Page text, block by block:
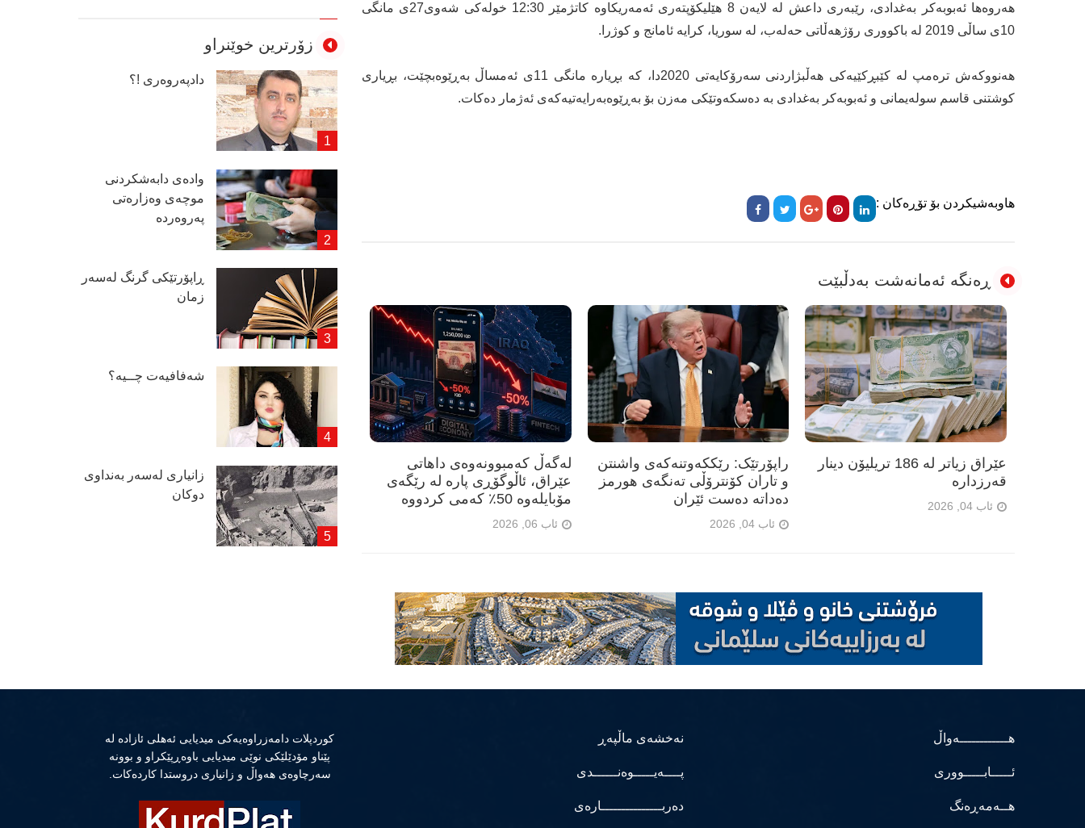
هه‌روه‌ها ئه‌‌بوبه‌كر به‌غدادی، رێبه‌ری داعش له‌ لایه‌ن 8 هێلیكۆپته‌ری ئه‌مەریكاوه‌ كاتژمێر 12:30 خوله‌كی شه‌وی27ی مانگی
10ی ساڵی 2019 له‌ باكووری رۆژهه‌ڵاتی حه‌له‌ب، له‌ سوریا، كرایه‌ ئامانج و كوژرا.
هه‌نووكه‌ش تره‌مپ له‌ کێبڕکێیەکی هه‌ڵبژاردنی سه‌رۆكایه‌تی 2020دا، كه‌ بڕیاره‌ مانگی 11ی ئه‌مساڵ به‌ڕێوه‌بچێت، بڕیاری
كوشتنی قاسم سوله‌یمانی و ئه‌بوبه‌كر به‌غدادی به‌ ده‌سكه‌وتێكی مه‌زن‌ بۆ به‌ڕێوه‌به‌رایه‌تیه‌كه‌ی ئه‌ژمار ده‌كات.
هاوبەشیکردن بۆ تۆڕەکان :
ڕەنگە ئەمانەشت بەدڵبێت
لەگەڵ کەمبوونەوەی داهاتی
عێراق، ئاڵوگۆڕی پارە لە رێگەی
مۆبایلەوە 50٪ کەمی کردووە
ئاب 06, 2026
راپۆرتێک: رێککەوتنەکەی واشنتن
و تاران کۆنترۆڵی تەنگەی هورمز
دەداتە دەست ئێران
ئاب 04, 2026
عێراق زیاتر لە 186 تریلیۆن دینار
قەرزدارە
ئاب 04, 2026
زۆرترین خوێنراو
دادپەروەری !؟
وادەی دابەشكردنی
موچەی وەزارەتی
پەروەردە
ڕاپۆرتێكی گرنگ لەسەر
زمان
شەفافیەت چــیە؟
زانیاری لەسەر بەنداوی
دوكان
هــــــــــــەواڵ
ئـــــابـــــووری
هــەمەڕەنگ
نەخشەی ماڵپەڕ
پــــەیـــــوەنــــــدی
دەربـــــــــــــــارەی
كوردپلات دامەزراوەیەكی میدیایی ئەهلی ئازادە لە
پێناو مۆدێلێكی نوێی میدیایی باوەڕپێكراو و بوونە
سەرچاوەی هەواڵ و زانیاری دروستدا كاردەكات.